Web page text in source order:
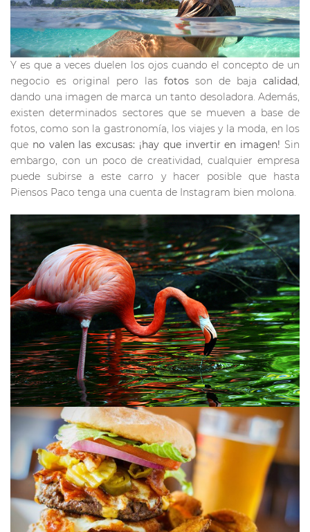
Y es que a veces duelen los ojos cuando el concepto de un
negocio es original pero las fotos son de baja calidad,
dando una imagen de marca un tanto desoladora. Además,
existen determinados sectores que se mueven a base de
fotos, como son la gastronomía, los viajes y la moda, en los
que no valen las excusas: ¡hay que invertir en imagen! Sin
embargo, con un poco de creatividad, cualquier empresa
puede subirse a este carro y hacer posible que hasta
Piensos Paco tenga una cuenta de Instagram bien molona.